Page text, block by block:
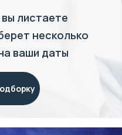
листаете
несколько
ваши даты